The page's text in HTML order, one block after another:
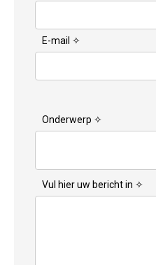
E-mail ✧
Onderwerp ✧
Vul hier uw bericht in ✧